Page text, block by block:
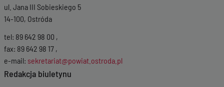
ul. Jana III Sobieskiego 5
14-100, Ostróda
tel: 89 642 98 00 ,
fax: 89 642 98 17 ,
e-mail: sekretariat@powiat.ostroda.pl
Redakcja biuletynu